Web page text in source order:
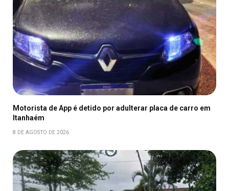
Motorista de App é detido por adulterar placa de carro em
Itanhaém
8 DE AGOSTO DE 2026